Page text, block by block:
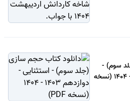
سوم) -
استثنایی - دوازدهم 1403 - 1404 (نسخه